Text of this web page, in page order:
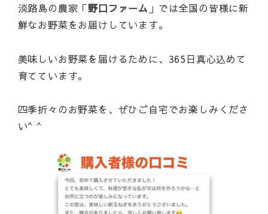
淡路島の農家「野口ファーム 」では全国の皆様に新
鮮なお野菜をお届けしています。
美味しいお野菜を届けるために、365日真心込めて
育てています。
四季折々のお野菜を、ぜひご自宅でお楽しみくださ
い^ ^